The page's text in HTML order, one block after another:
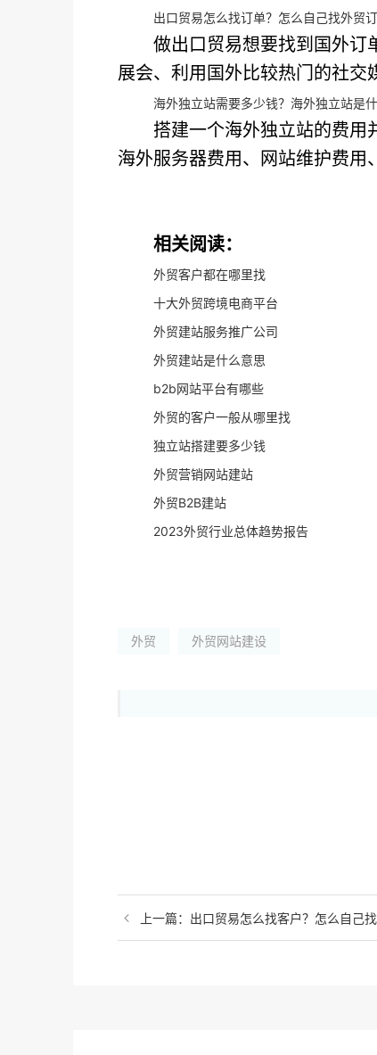
出口贸易怎么找订单？怎么自己找外贸订
做出口贸易想要找到国外订
展会、利用国外比较热门的社交
海外独立站需要多少钱？海外独立站是什
搭建一个海外独立站的费用
海外服务器费用、网站维护费用
相关阅读：
外贸客户都在哪里找
十大外贸跨境电商平台
外贸建站服务推广公司
外贸建站是什么意思
b2b网站平台有哪些
外贸的客户一般从哪里找
独立站搭建要多少钱
外贸营销网站建站
外贸B2B建站
2023外贸行业总体趋势报告
外贸 外贸网站建设
上一篇：出口贸易怎么找客户？怎么自己找